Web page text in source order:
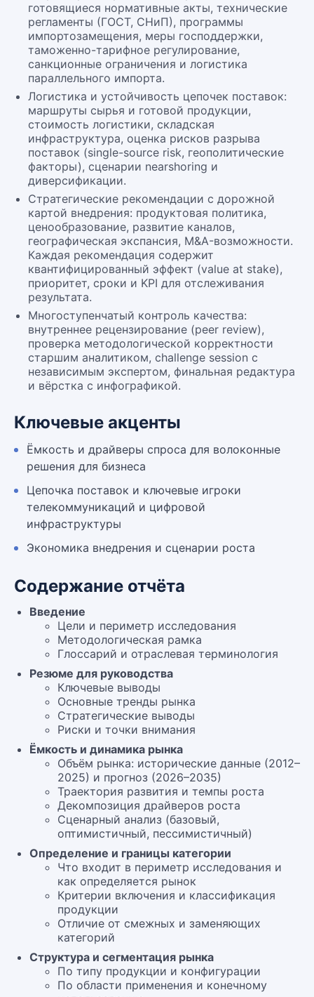
готовящиеся нормативные акты, технические
регламенты (ГОСТ, СНиП), программы
импортозамещения, меры господдержки,
таможенно-тарифное регулирование,
санкционные ограничения и логистика
параллельного импорта.
Логистика и устойчивость цепочек поставок:
маршруты сырья и готовой продукции,
стоимость логистики, складская
инфраструктура, оценка рисков разрыва
поставок (single-source risk, геополитические
факторы), сценарии nearshoring и
диверсификации.
Стратегические рекомендации с дорожной
картой внедрения: продуктовая политика,
ценообразование, развитие каналов,
географическая экспансия, M&A-возможности.
Каждая рекомендация содержит
квантифицированный эффект (value at stake),
приоритет, сроки и KPI для отслеживания
результата.
Многоступенчатый контроль качества:
внутреннее рецензирование (peer review),
проверка методологической корректности
старшим аналитиком, challenge session с
независимым экспертом, финальная редактура
и вёрстка с инфографикой.
Ключевые акценты
Ёмкость и драйверы спроса для волоконные
решения для бизнеса
Цепочка поставок и ключевые игроки
телекоммуникаций и цифровой
инфраструктуры
Экономика внедрения и сценарии роста
Содержание отчёта
Введение
Цели и периметр исследования
Методологическая рамка
Глоссарий и отраслевая терминология
Резюме для руководства
Ключевые выводы
Основные тренды рынка
Стратегические выводы
Риски и точки внимания
Ёмкость и динамика рынка
Объём рынка: исторические данные (2012–
2025) и прогноз (2026–2035)
Траектория развития и темпы роста
Декомпозиция драйверов роста
Сценарный анализ (базовый,
оптимистичный, пессимистичный)
Определение и границы категории
Что входит в периметр исследования и
как определяется рынок
Критерии включения и классификация
продукции
Отличие от смежных и заменяющих
категорий
Структура и сегментация рынка
По типу продукции и конфигурации
По области применения и конечному